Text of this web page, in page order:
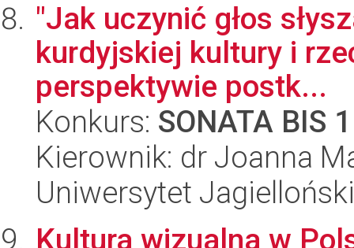
"Jak uczynić głos
kurdyjskiej kultury i
perspektywie postk...
Konkurs: SONATA BIS 1
Kierownik: dr Joanna
Uniwersytet
Kultura wizualna w